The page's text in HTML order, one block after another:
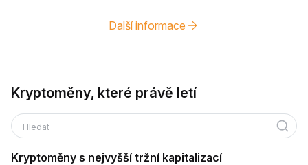
Další informace
Kryptoměny, které právě letí
Hledat
Kryptoměny s nejvyšší tržní kapitalizací